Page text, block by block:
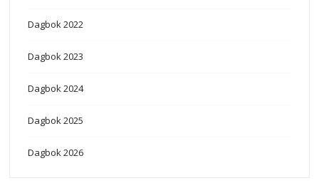
Dagbok 2022
Dagbok 2023
Dagbok 2024
Dagbok 2025
Dagbok 2026